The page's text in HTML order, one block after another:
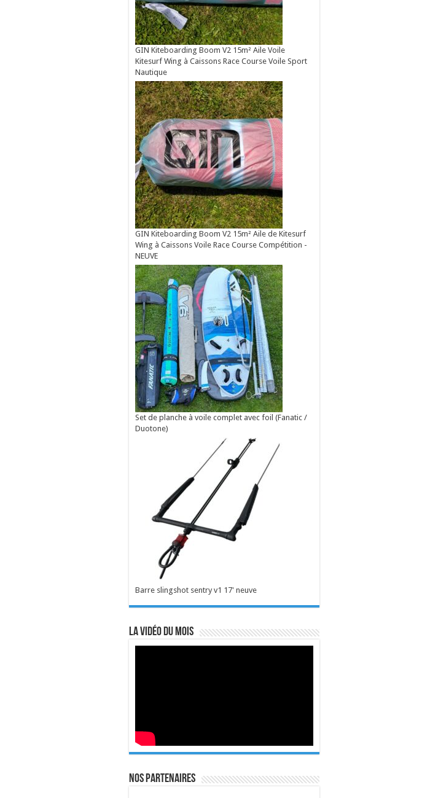
GIN Kiteboarding Boom V2 15m² Aile Voile
Kitesurf Wing à Caissons Race Course Voile Sport
Nautique
GIN Kiteboarding Boom V2 15m² Aile de Kitesurf
Wing à Caissons Voile Race Course Compétition -
NEUVE
Set de planche à voile complet avec foil (Fanatic /
Duotone)
Barre slingshot sentry v1 17' neuve
La vidéo du mois
Nos Partenaires